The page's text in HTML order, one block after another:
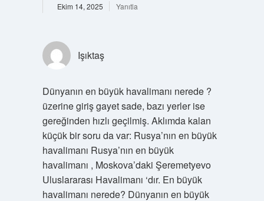
Ekim 14, 2025 Yanıtla
Işıktaş
Dünyanın en büyük havalimanı nerede ?
üzerine giriş gayet sade, bazı yerler ise
gereğinden hızlı geçilmiş. Aklımda kalan
küçük bir soru da var: Rusya’nın en büyük
havalimanı Rusya’nın en büyük
havalimanı , Moskova’daki Şeremetyevo
Uluslararası Havalimanı ‘dır. En büyük
havalimanı nerede? Dünyanın en büyük